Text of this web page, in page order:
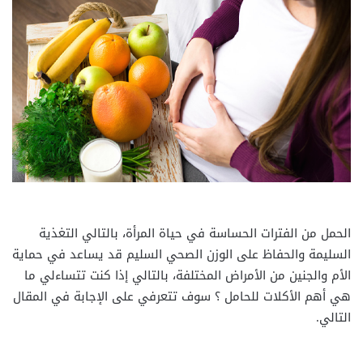
الحمل من الفترات الحساسة في حياة المرأة، بالتالي التغذية
السليمة والحفاظ على الوزن الصحي السليم قد يساعد في حماية
الأم والجنين من الأمراض المختلفة، بالتالي إذا كنت تتساءلي ما
هي أهم الأكلات للحامل ؟ سوف تتعرفي على الإجابة في المقال
التالي.